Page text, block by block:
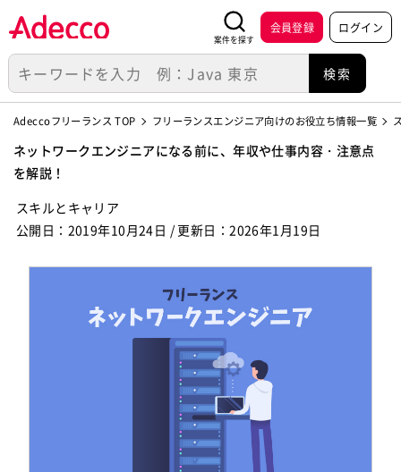
案件を探す
会員登録 ログイン
Adeccoフリーランス TOP フリーランスエンジニア向けのお役立ち情報一覧
ネットワークエンジニアになる前に、年収や仕事内容・注意点
を解説！
スキルとキャリア
公開日：2019年10月24日
更新日：2026年1月19日